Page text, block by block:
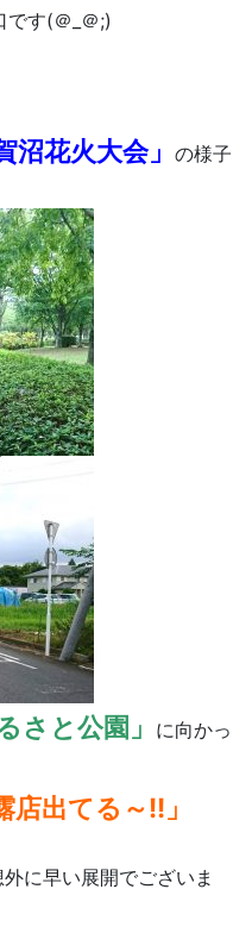
です(＠_＠;)
沼花火大会」 の様子
さと公園」
に向かっ
店出てる～!!」
に早い展開でございま